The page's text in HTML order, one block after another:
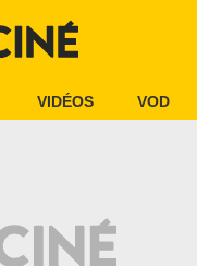
VIDÉOS VOD